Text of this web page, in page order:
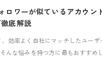
ロワーが似ているアカウン
底解説
、効率よく自社にマッチしたユー